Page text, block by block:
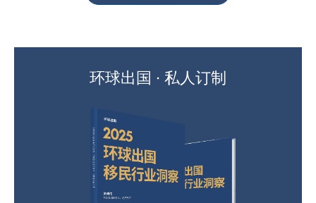
环球出国 · 私人订制